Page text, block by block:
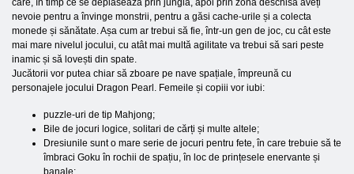
care, în timp ce se deplasează prin junglă, apoi prin zona deschisă aveți
nevoie pentru a învinge monstrii, pentru a găsi cache-urile și a colecta
monede și sănătate. Așa cum ar trebui să fie, într-un gen de joc, cu cât este
mai mare nivelul jocului, cu atât mai multă agilitate va trebui să sari peste
inamic și să lovești din spate.
Jucătorii vor putea chiar să zboare pe nave spațiale, împreună cu
personajele jocului Dragon Pearl. Femeile și copiii vor iubi:
puzzle-uri de tip Mahjong;
Bile de jocuri logice, solitari de cărți și multe altele;
Dresiunile sunt o mare serie de jocuri pentru fete, în care trebuie să te
îmbraci Goku în rochii de spațiu, în loc de prințesele enervante și